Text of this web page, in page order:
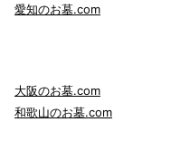
愛知のお墓.com
大阪のお墓.com
和歌山のお墓.com